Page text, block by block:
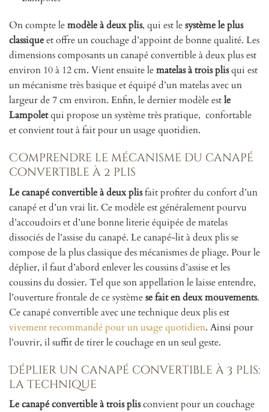
On compte lemodèle à deux plis, qui est lesystème le plus
classiqueet offre un couchage d’appoint de bonne qualité. Les
dimensions composants un canapé convertible à deux plus est
environ 10 à 12 cm. Vient ensuite lematelas à trois plisqui est
un mécanisme très basique et équipé d’un matelas avec un
largeur de 7 cm environ. Enfin, le dernier modèle estle
Lampoletqui propose un système très pratique, confortable
et convient tout à fait pour un usage quotidien.
Comprendre le mécanisme du canapé
convertible à 2 plis
Le canapé convertible à deux plisfait profiter du confort d’un
canapé et d’un vrai lit. Ce modèle est généralement pourvu
d’accoudoirs et d’une bonne literie équipée de matelas
dissociés de l’assise du canapé. Le canapé-lit à deux plis se
compose de la plus classique des mécanismes de pliage. Pour le
déplier, il faut d’abord enlever les coussins d’assise et les
coussins du dossier. Tel que son appellation le laisse entendre,
l’ouverture frontale de ce systèmese fait en deux mouvements.
Ce canapé convertible avec une technique deux plis est
vivement recommandé pour un usage quotidien. Ainsi pour
l’ouvrir, il suffit de tirer le couchage en un seul geste.
Déplier un canapé convertible à 3 plis:
la technique
Le canapé convertible à trois plisconvient pour un couchage